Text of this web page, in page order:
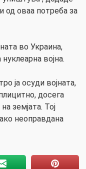
од оваа потреба за
во Украина,
војна.
ја осуди војната,
досега
земјата. Тој
неоправдана